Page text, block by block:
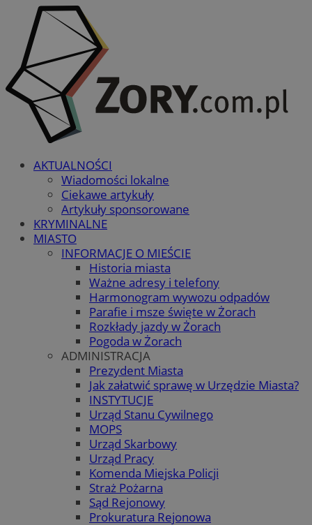
AKTUALNOŚCI
Wiadomości lokalne
Ciekawe artykuły
Artykuły sponsorowane
KRYMINALNE
MIASTO
INFORMACJE O MIEŚCIE
Historia miasta
Ważne adresy i telefony
Harmonogram wywozu odpadów
Parafie i msze święte w Żorach
Rozkłady jazdy w Żorach
Pogoda w Żorach
ADMINISTRACJA
Prezydent Miasta
Jak załatwić sprawę w Urzędzie Miasta?
INSTYTUCJE
Urząd Stanu Cywilnego
MOPS
Urząd Skarbowy
Urząd Pracy
Komenda Miejska Policji
Straż Pożarna
Sąd Rejonowy
Prokuratura Rejonowa